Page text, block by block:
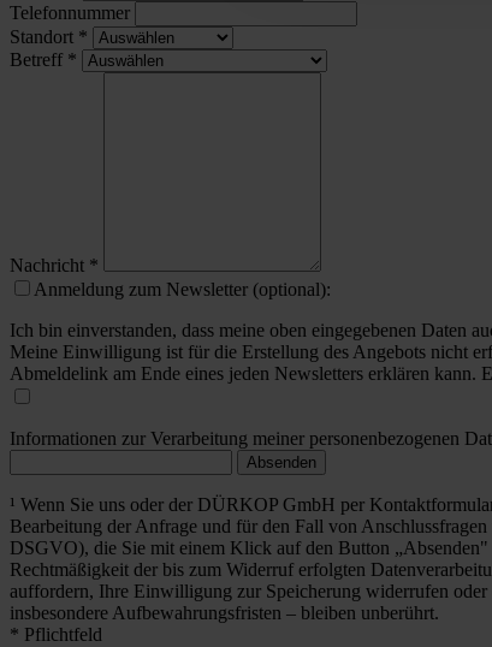
Telefonnummer
Standort *
Betreff *
Nachricht *
Anmeldung zum Newsletter (optional):
Ich bin einverstanden, dass meine oben eingegebenen Daten
Meine Einwilligung ist für die Erstellung des Angebots nicht
Abmeldelink am Ende eines jeden Newsletters erklären kann.
Informationen zur Verarbeitung meiner personenbezogenen
Absenden
¹ Wenn Sie uns oder der DÜRKOP GmbH per
Bearbeitung der Anfrage und für den Fall von
DSGVO), die Sie mit einem Klick auf den Button „Absenden"
Rechtmäßigkeit der bis zum Widerruf erfolgten
auffordern, Ihre Einwilligung zur Speicherung widerrufen
insbesondere Aufbewahrungsfristen – bleiben unberührt.
* Pflichtfeld